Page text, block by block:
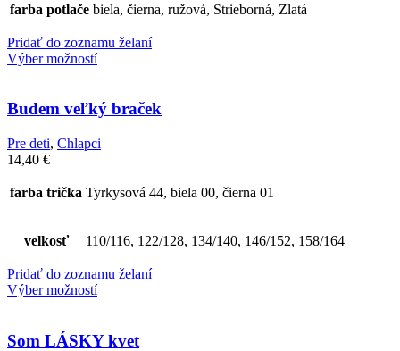
farba potlače biela, čierna, ružová, Strieborná, Zlatá
Pridať do zoznamu želaní
Výber možností
Budem veľký braček
Pre deti, Chlapci
14,40 €
farba trička Tyrkysová 44, biela 00, čierna 01
velkosť 110/116, 122/128, 134/140, 146/152, 158/164
Pridať do zoznamu želaní
Výber možností
Som LÁSKY kvet